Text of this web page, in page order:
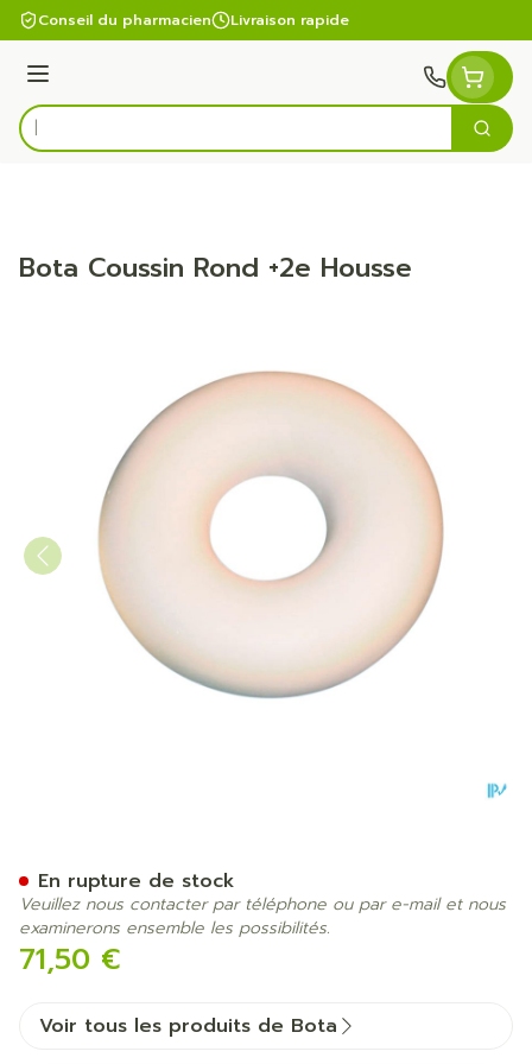
Aller au contenu
Conseil du pharmacien Livraison rapide
Menu
Rechercher
Bota Coussin Rond +2e Housse
71,50 €
En rupture de stock
Veuillez nous contacter par téléphone ou par e-mail et nous
examinerons ensemble les possibilités.
Voir tous les produits de Bota